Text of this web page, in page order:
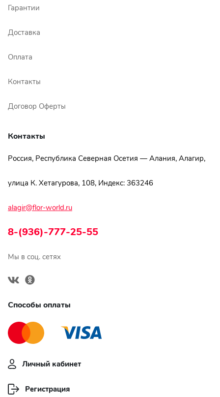
Гарантии
Доставка
Оплата
Контакты
Договор Оферты
Контакты
Россия, Республика Северная Осетия — Алания, Алагир,
улица К. Хетагурова, 108, Индекс: 363246
alagir@flor-world.ru
8-(936)-777-25-55
Мы в соц. сетях
Способы оплаты
Личный кабинет
Регистрация